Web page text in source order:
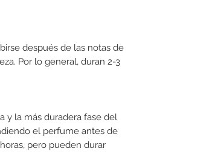
después de las notas de
Por lo general, duran 2-3
y la más duradera fase del
el perfume antes de
pero pueden durar